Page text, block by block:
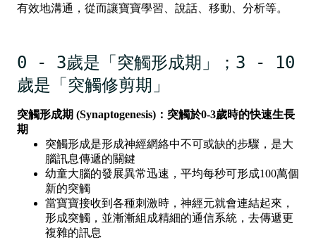
有效地溝通，從而讓寶寶學習、說話、移動、分析等。
0 - 3歲是「突觸形成期」；3 - 10
歲是「突觸修剪期」
突觸形成期 (Synaptogenesis)：突觸於0-3歲時的快速生長
期
突觸形成是形成神經網絡中不可或缺的步驟，是大
腦訊息傳遞的關鍵
幼童大腦的發展異常迅速，平均每秒可形成100萬個
新的突觸
當寶寶接收到各種刺激時，神經元就會連結起來，
形成突觸，並漸漸組成精細的通信系統，去傳遞更
複雜的訊息